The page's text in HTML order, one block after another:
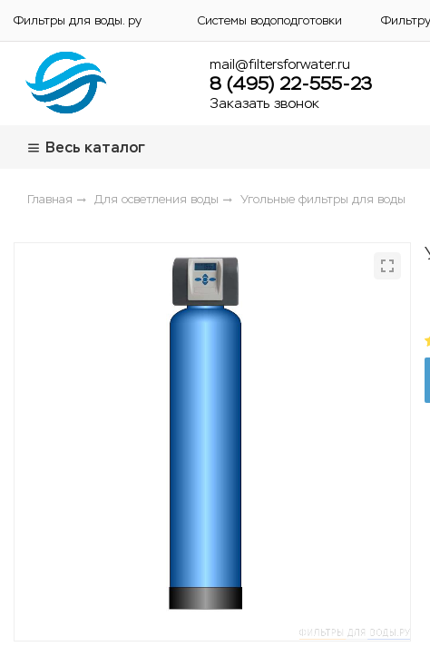
Фильтры для воды. ру Системы водоподготовки
mail@filtersforwater.ru
8 (495) 22-555-23
Заказать звонок
Весь каталог
Главная Для осветления воды Угольные фильтры для воды